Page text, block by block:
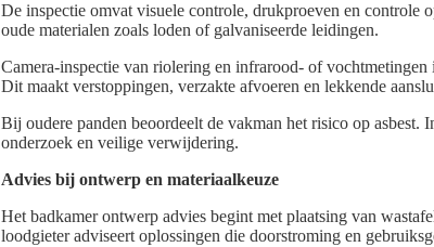
De inspectie omvat visuele controle, drukproeven en controle
oude materialen zoals loden of galvaniseerde leidingen.
Camera-inspectie van riolering en infrarood- of
Dit maakt verstoppingen, verzakte afvoeren en lekkende
Bij oudere panden beoordeelt de vakman het risico op
onderzoek en veilige verwijdering.
Advies bij ontwerp en materiaalkeuze
Het badkamer ontwerp advies begint met plaatsing van
loodgieter adviseert oplossingen die doorstroming en